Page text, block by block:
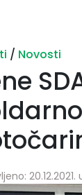
/ Novosti
20.12.2021.